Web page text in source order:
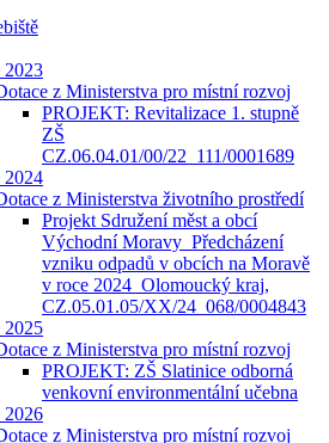
2023
z Ministerstva pro místní rozvoj
PROJEKT: Revitalizace 1. stupně
ZŠ
CZ.06.04.01/00/22_111/0001689
2024
z Ministerstva životního prostředí
Projekt Sdružení měst a obcí
Východní Moravy_Předcházení
vzniku odpadů v obcích na Moravě
v roce 2024_Olomoucký kraj,
CZ.05.01.05/XX/24_068/0004843
2025
z Ministerstva pro místní rozvoj
PROJEKT: ZŠ Slatinice odborná
venkovní environmentální učebna
2026
z Ministerstva pro místní rozvoj